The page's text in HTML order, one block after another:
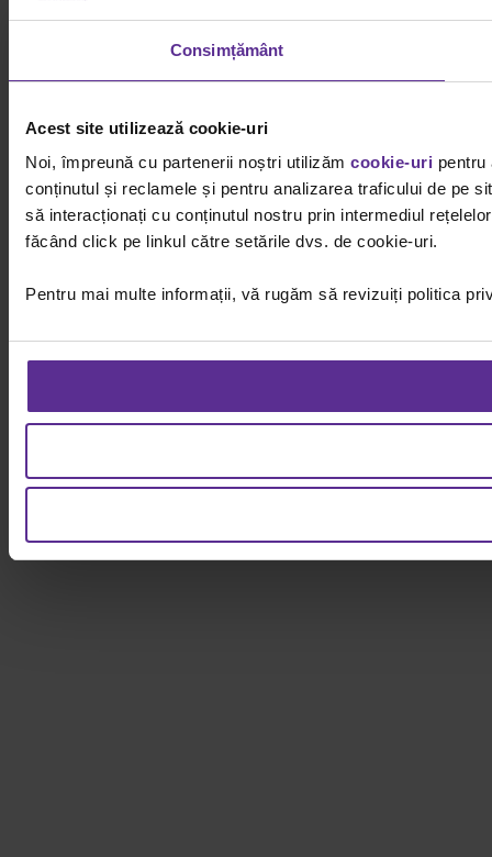
Consimțământ
Acest site utilizează cookie-uri
Noi, împreună cu partenerii noștri utilizăm cookie-uri
conținutul și reclamele și pentru analizarea traficului de pe
să interacționați cu conținutul nostru prin intermediul
făcând click pe linkul către setările dvs. de cookie-uri.
Pentru mai multe informații, vă rugăm să revizuiți politica